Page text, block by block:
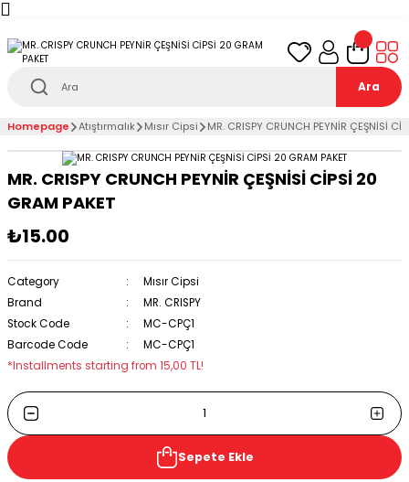
teslimat!
Ara
Homepage Atıştırmalık Mısır Cipsi MR. CRISPY CRUNCH PEYNİR ÇEŞNİSİ
MR. CRISPY CRUNCH PEYNİR ÇEŞNİSİ CİPSİ 20
GRAM PAKET
₺15.00
Category
Mısır Cipsi
Brand
MR. CRISPY
Stock Code
MC-CPÇ1
Barcode Code
MC-CPÇ1
*Installments starting from 15,00 TL!
Sepete Ekle